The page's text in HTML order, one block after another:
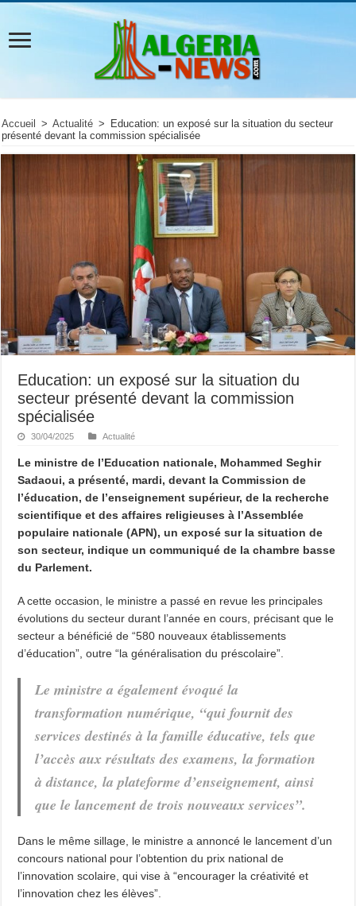
Accueil > Actualité >
Education: un exposé sur la situation du secteur
présenté devant la commission spécialisée
Education: un exposé sur la situation du
secteur présenté devant la commission
spécialisée
30/04/2025 Actualité
Le ministre de l’Education nationale, Mohammed Seghir
Sadaoui, a présenté, mardi, devant la Commission de
l’éducation, de l’enseignement supérieur, de la recherche
scientifique et des affaires religieuses à l’Assemblée
populaire nationale (APN), un exposé sur la situation de
son secteur, indique un communiqué de la chambre basse
du Parlement.
A cette occasion, le ministre a passé en revue les principales
évolutions du secteur durant l’année en cours, précisant que le
secteur a bénéficié de “580 nouveaux établissements
d’éducation”, outre “la généralisation du préscolaire”.
Le ministre a également évoqué la
transformation numérique, “qui fournit des
services destinés à la famille éducative, tels que
l’accès aux résultats des examens, la formation
à distance, la plateforme d’enseignement, ainsi
que le lancement de trois nouveaux services”.
Dans le même sillage, le ministre a annoncé le lancement d’un
concours national pour l’obtention du prix national de
l’innovation scolaire, qui vise à “encourager la créativité et
l’innovation chez les élèves”.